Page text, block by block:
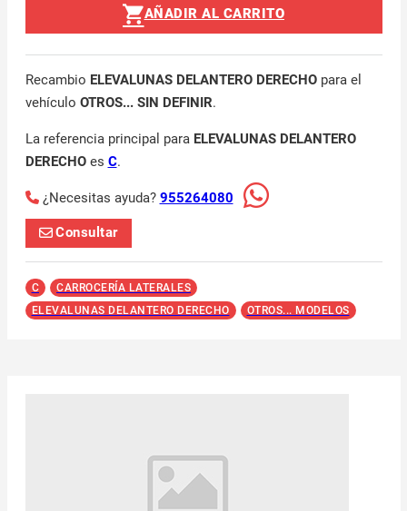
AÑADIR AL CARRITO
Recambio ELEVALUNAS DELANTERO DERECHOpara el
vehículo OTROS... SIN DEFINIR.
La referencia principal para ELEVALUNAS DELANTERO
DERECHOes C.
¿Necesitas ayuda? 955264080
Consultar
C
CARROCERÍA LATERALES
ELEVALUNAS DELANTERO DERECHO
OTROS... MODELOS